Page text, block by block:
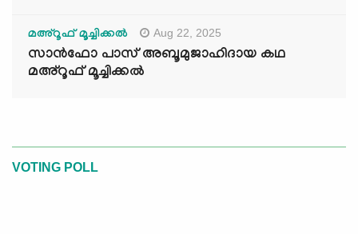
മഅ്റൂഫ് മൂച്ചിക്കല്‍ Aug 22, 2025
സാൻഫോ പാസ് അബൂമുജാഹിദായ കഥ
മഅ്റൂഫ് മൂച്ചിക്കല്‍
VOTING POLL